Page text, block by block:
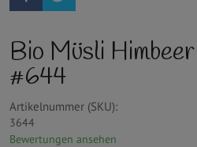
Bio Müsli
#644
Artikelnummer (SKU):
3644
Bewertungen ansehen